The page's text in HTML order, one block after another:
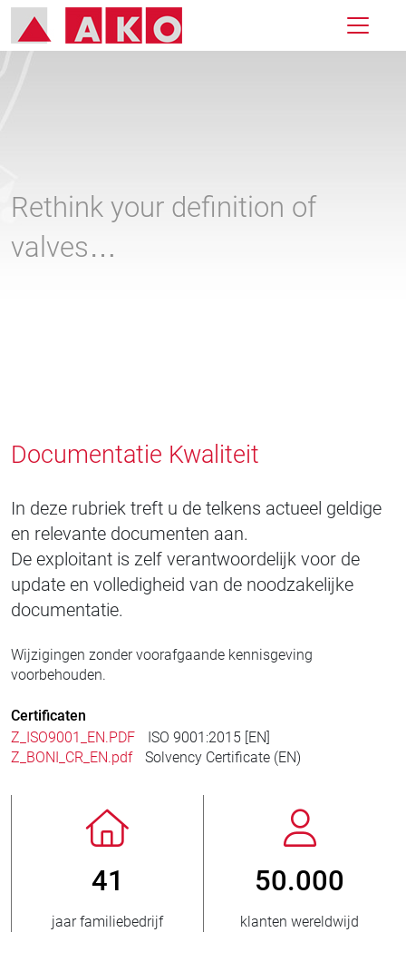
Rethink your definition of
valves…
Documentatie Kwaliteit
In deze rubriek treft u de telkens actueel geldige
en relevante documenten aan.
De exploitant is zelf verantwoordelijk voor de
update en volledigheid van de noodzakelijke
documentatie.
Wijzigingen zonder voorafgaande kennisgeving
voorbehouden.
Certificaten
Z_ISO9001_EN.PDF
ISO 9001:2015 [EN]
Z_BONI_CR_EN.pdf
Solvency Certificate (EN)
familiebedrijf
50.000
klanten wereldwijd